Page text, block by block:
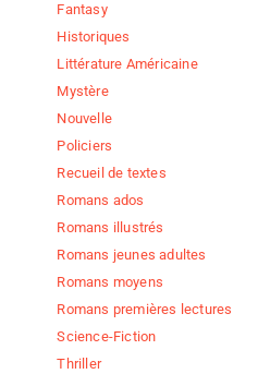
Fantasy
Historiques
Littérature Américaine
Mystère
Nouvelle
Policiers
Recueil de textes
Romans ados
Romans illustrés
Romans jeunes adultes
Romans moyens
Romans premières lectures
Science-Fiction
Thriller